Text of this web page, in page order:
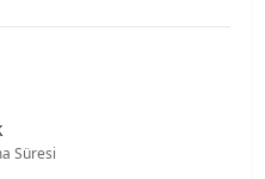
Süresi